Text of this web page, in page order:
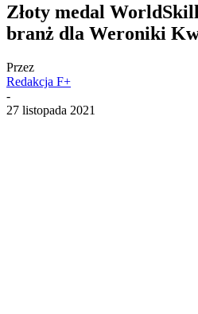
Złoty medal
branż dla Weroniki
Przez
Redakcja F+
-
27 listopada 2021